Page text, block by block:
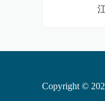
Copyright ©